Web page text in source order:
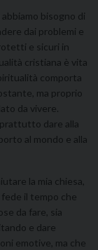
bisogno di
dai problemi e
e sicuri in
cristiana è vita
comporta
ma proprio
da vivere.
dare alla
al mondo e alla
la mia chiesa,
il tempo che
da fare, sia
e dare
emotive, ma che